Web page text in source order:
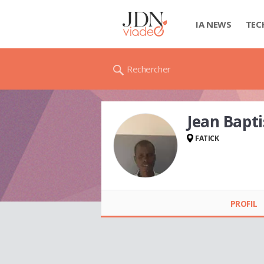
IA NEWS
Rechercher
SARR
Jean
FATICK
PROFIL